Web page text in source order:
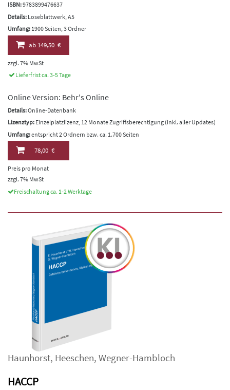
ISBN:9783899476637
Details: Loseblattwerk, A5
Umfang: 1900 Seiten, 3 Ordner
ab149,50 €
zzgl. 7% MwSt
Lieferfrist ca. 3-5 Tage
Online Version: Behr's Online
Details:Online-Datenbank
Lizenztyp: Einzelplatzlizenz, 12 Monate Zugriffsberechtigung (inkl. aller Updates)
Umfang:entspricht 2 Ordnern bzw. ca. 1.700 Seiten
78,00 €
Preis pro Monat
zzgl. 7% MwSt
Freischaltung ca. 1-2 Werktage
Haunhorst, Heeschen, Wegner-Hambloch
HACCP